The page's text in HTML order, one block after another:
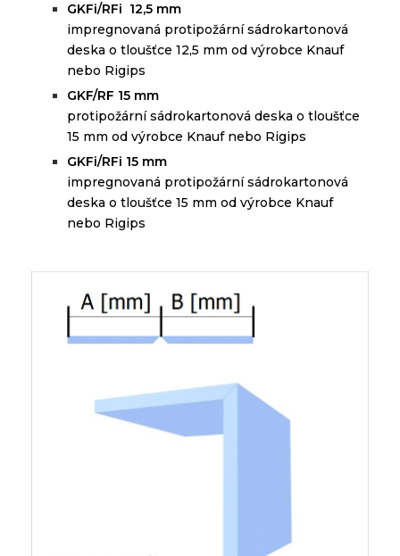
GKFi/RFi 12,5 mm
impregnovaná protipožární sádrokartonová
deska o tloušťce 12,5 mm od výrobce Knauf
nebo Rigips
GKF/RF 15 mm
protipožární sádrokartonová deska o tloušťce
15 mm od výrobce Knauf nebo Rigips
GKFi/RFi 15 mm
impregnovaná protipožární sádrokartonová
deska o tloušťce 15 mm od výrobce Knauf
nebo Rigips